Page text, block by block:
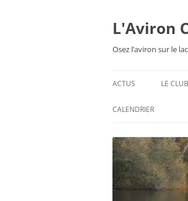
L'Aviron
Osez l’aviron sur le
ACTUS LE CLUB
CALENDRIER